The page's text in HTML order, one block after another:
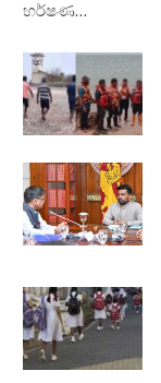
හර්ෂණ…